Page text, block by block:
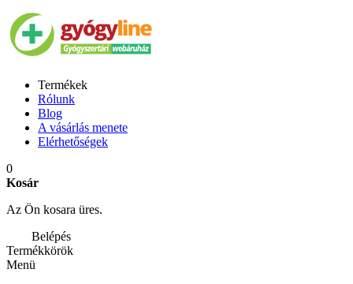
Termékek
Rólunk
Blog
A vásárlás menete
Elérhetőségek
0
Kosár
Az Ön kosara üres.
Belépés
Termékkörök
Menü